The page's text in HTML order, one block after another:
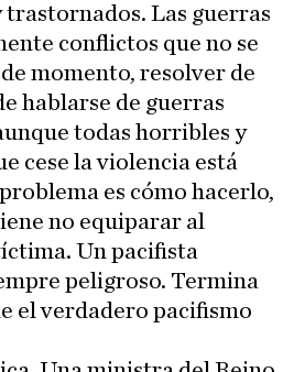
trastornados. Las guerras
conflictos que no se
momento, resolver de
hablarse de guerras
todas horribles y
cese la violencia está
es cómo hacerlo,
no equiparar al
Un pacifista
peligroso. Termina
el verdadero pacifismo